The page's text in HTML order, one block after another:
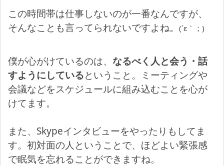
この時間帯は仕事しないのが一番なんですが、
そんなことも言ってられないですよね。
(´ε｀；)
僕が心がけているのは、 なるべく人と会う・話
すようにしているということ。ミーティングや
会議などをスケジュールに組み込むことを心が
けてます。
また、Skypeインタビューをやったりもしてま
す。初対面の人ということで、ほどよい緊張感
で眠気を忘れることができますね。